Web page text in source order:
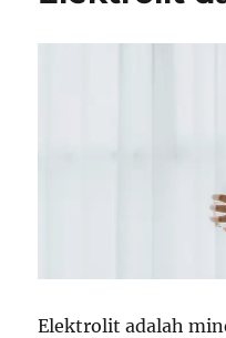
Elektrolit adalah